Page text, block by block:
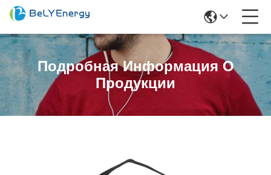
Подробная Информация О
Продукции